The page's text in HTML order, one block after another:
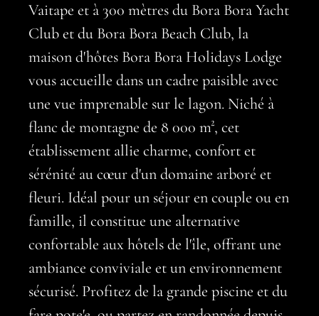
Vaitape et à 300 mètres du Bora Bora Yacht
Club et du Bora Bora Beach Club, la
maison d'hôtes Bora Bora Holidays Lodge
vous accueille dans un cadre paisible avec
une vue imprenable sur le lagon. Niché à
flanc de montagne de 8 000 m², cet
établissement allie charme, confort et
sérénité au cœur d'un domaine arboré et
fleuri. Idéal pour un séjour en couple ou en
famille, il constitue une alternative
confortable aux hôtels de l'île, offrant une
ambiance conviviale et un environnement
sécurisé. Profitez de la grande piscine et du